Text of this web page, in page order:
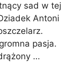
sad w tej
Antoni
pasja.
…